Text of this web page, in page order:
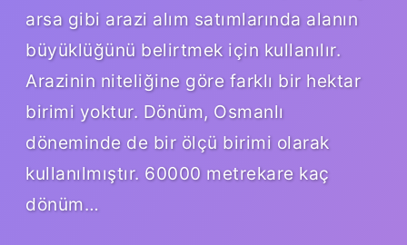
arsa gibi arazi alım satımlarında alanın
büyüklüğünü belirtmek için kullanılır.
Arazinin niteliğine göre farklı bir hektar
birimi yoktur. Dönüm, Osmanlı
döneminde de bir ölçü birimi olarak
kullanılmıştır. 60000 metrekare kaç
dönüm…